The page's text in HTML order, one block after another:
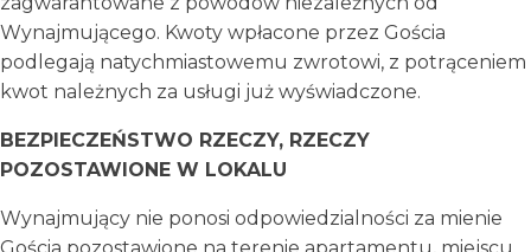
Wynajmującego. Kwoty wpłacone przez Gościa
podlegają natychmiastowemu zwrotowi, z potrąceniem
kwot należnych za usługi już wyświadczone.
BEZPIECZEŃSTWO RZECZY, RZECZY
POZOSTAWIONE W LOKALU
Wynajmujący nie ponosi odpowiedzialności za mienie